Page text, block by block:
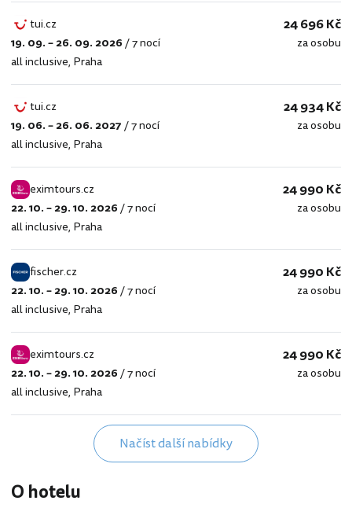
tui.cz
tui.cz
19. 09. – 26. 09. 2026/7 nocí
all inclusive, Praha
24 696 Kč
za osobu
tui.cz
tui.cz
19. 06. – 26. 06. 2027/7 nocí
all inclusive, Praha
24 934 Kč
za osobu
eximtours.cz
eximtours.cz
22. 10. – 29. 10. 2026/7 nocí
all inclusive, Praha
24 990 Kč
za osobu
fischer.cz
fischer.cz
22. 10. – 29. 10. 2026/7 nocí
all inclusive, Praha
24 990 Kč
za osobu
eximtours.cz
eximtours.cz
22. 10. – 29. 10. 2026/7 nocí
all inclusive, Praha
24 990 Kč
za osobu
Načíst další nabídky
O hotelu